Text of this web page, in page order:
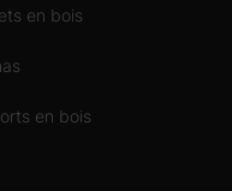
en bois
en bois